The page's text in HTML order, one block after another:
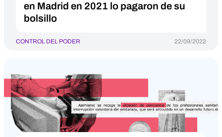
en Madrid en 2021 lo pagaron de su
bolsillo
CONTROL DEL PODER 22/09/2022